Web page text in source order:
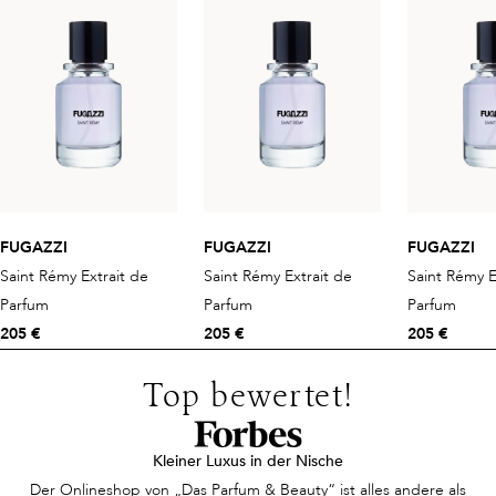
FUGAZZI
Saint Rémy Extrait de
Parfum
205 €
FUGAZZI
Saint Rémy Extrait de
Parfum
205 €
FUGAZZI
Saint Rémy
Parfum
205 €
Top bewertet!
Kleiner Luxus in der Nische
Der Onlineshop von „Das Parfum & Beauty“ ist alles andere als